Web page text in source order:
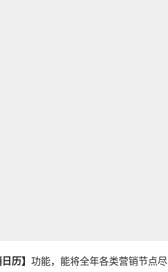
历】 功能，能将全年各类营销节点